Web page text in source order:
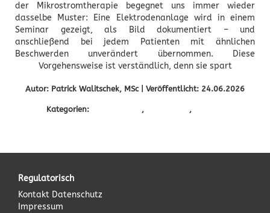
der Mikrostromtherapie begegnet uns immer wieder
dasselbe Muster: Eine Elektrodenanlage wird in einem
Seminar gezeigt, als Bild dokumentiert – und
anschließend bei jedem Patienten mit ähnlichen
Beschwerden unverändert übernommen. Diese
Vorgehensweise ist verständlich, denn sie spart
Autor: Patrick Walitschek, MSc | Veröffentlicht: 24.06.2026
Kategorien: , ,
Regulatorisch
Kontakt Datenschutz
Impressum